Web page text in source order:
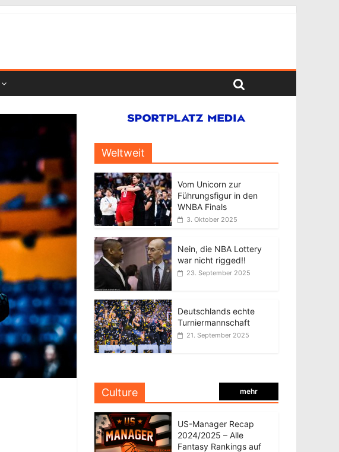
Weltweit
Vom Unicorn zur
Führungsfigur in den
WNBA Finals
3. Oktober 2025
Nein, die NBA Lottery
war nicht rigged!!
23. September 2025
Deutschlands echte
Turniermannschaft
21. September 2025
Culture mehr
US-Manager Recap
2024/2025 – Alle
Fantasy Rankings auf